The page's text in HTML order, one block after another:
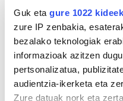
Guk eta gure 1022 kideek
zure IP zenbakia,
bezalako teknologiak
informazioak azitzen
pertsonalizatua,
audientzia-ikerketa eta
Zure datuak nork eta
AL. AR. AZ.
27
28 29
3 4 5